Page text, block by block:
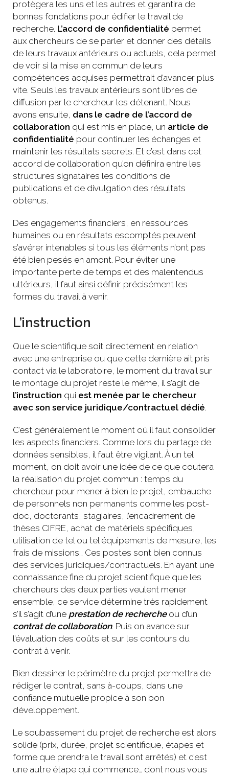
protègera les uns et les autres et garantira de
bonnes fondations pour édifier le travail de
recherche. L’accord de confidentialité permet
aux chercheurs de se parler et donner des détails
de leurs travaux antérieurs ou actuels, cela permet
de voir si la mise en commun de leurs
compétences acquises permettrait d’avancer plus
vite. Seuls les travaux antérieurs sont libres de
diffusion par le chercheur les détenant. Nous
avons ensuite, dans le cadre de l’accord de
collaboration qui est mis en place, un article de
confidentialité pour continuer les échanges et
maintenir les résultats secrets. Et c’est dans cet
accord de collaboration qu’on définira entre les
structures signataires les conditions de
publications et de divulgation des résultats
obtenus.
Des engagements financiers, en ressources
humaines ou en résultats escomptés peuvent
s’avérer intenables si tous les éléments n’ont pas
été bien pesés en amont. Pour éviter une
importante perte de temps et des malentendus
ultérieurs, il faut ainsi définir précisément les
formes du travail à venir.
L’instruction
Que le scientifique soit directement en relation
avec une entreprise ou que cette dernière ait pris
contact via le laboratoire, le moment du travail sur
le montage du projet reste le même, il s’agit de
l’instruction qui est menée par le chercheur
avec son service juridique/contractuel dédié.
C’est généralement le moment où il faut consolider
les aspects financiers. Comme lors du partage de
données sensibles, il faut être vigilant. À un tel
moment, on doit avoir une idée de ce que coutera
la réalisation du projet commun : temps du
chercheur pour mener à bien le projet, embauche
de personnels non permanents comme les post-
doc, doctorants, stagiaires, l’encadrement de
thèses CIFRE, achat de matériels spécifiques,
utilisation de tel ou tel équipements de mesure, les
frais de missions… Ces postes sont bien connus
des services juridiques/contractuels. En ayant une
connaissance fine du projet scientifique que les
chercheurs des deux parties veulent mener
ensemble, ce service détermine très rapidement
s’il s’agit d’une prestation de recherche ou d’un
contrat de collaboration. Puis on avance sur
l’évaluation des coûts et sur les contours du
contrat à venir.
Bien dessiner le périmètre du projet permettra de
rédiger le contrat, sans à-coups, dans une
confiance mutuelle propice à son bon
développement.
Le soubassement du projet de recherche est alors
solide (prix, durée, projet scientifique, étapes et
forme que prendra le travail sont arrêtés) et c’est
une autre étape qui commence… dont nous vous